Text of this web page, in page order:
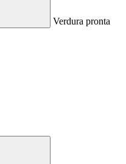
Verdura pronta